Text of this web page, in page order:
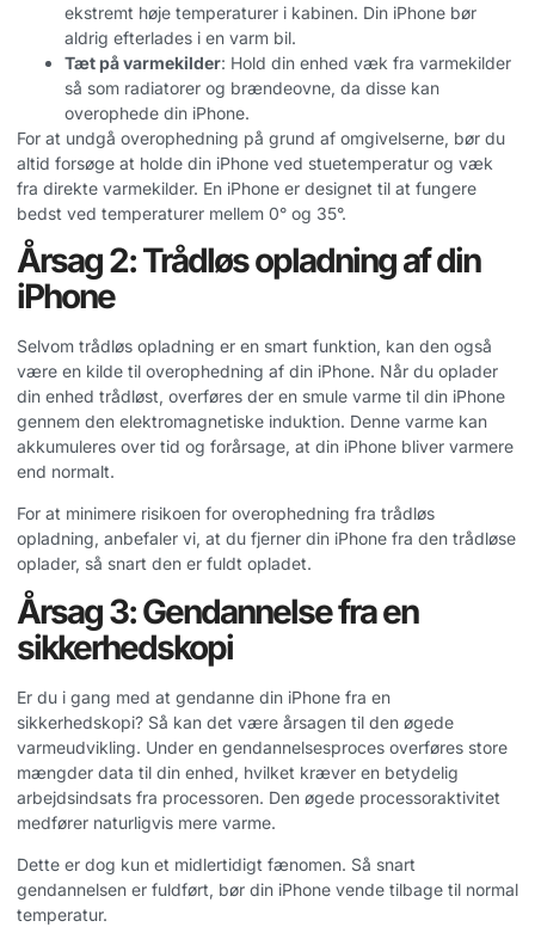
ekstremt høje temperaturer i kabinen. Din iPhone bør
aldrig efterlades i en varm bil.
Tæt på varmekilder: Hold din enhed væk fra varmekilder
så som radiatorer og brændeovne, da disse kan
overophede din iPhone.
For at undgå overophedning på grund af omgivelserne, bør du
altid forsøge at holde din iPhone ved stuetemperatur og væk
fra direkte varmekilder. En iPhone er designet til at fungere
bedst ved temperaturer mellem 0° og 35°.
Årsag 2: Trådløs opladning af din
iPhone
Selvom trådløs opladning er en smart funktion, kan den også
være en kilde til overophedning af din iPhone. Når du oplader
din enhed trådløst, overføres der en smule varme til din iPhone
gennem den elektromagnetiske induktion. Denne varme kan
akkumuleres over tid og forårsage, at din iPhone bliver varmere
end normalt.
For at minimere risikoen for overophedning fra trådløs
opladning, anbefaler vi, at du fjerner din iPhone fra den trådløse
oplader, så snart den er fuldt opladet.
Årsag 3: Gendannelse fra en
sikkerhedskopi
Er du i gang med at gendanne din iPhone fra en
sikkerhedskopi? Så kan det være årsagen til den øgede
varmeudvikling. Under en gendannelsesproces overføres store
mængder data til din enhed, hvilket kræver en betydelig
arbejdsindsats fra processoren. Den øgede processoraktivitet
medfører naturligvis mere varme.
Dette er dog kun et midlertidigt fænomen. Så snart
gendannelsen er fuldført, bør din iPhone vende tilbage til normal
temperatur.